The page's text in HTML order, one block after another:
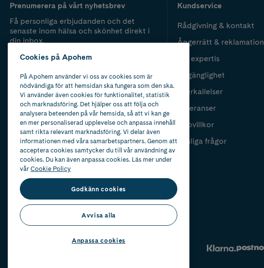
Prenumerera på vårt nyhetsbrev
Få personliga erbjudanden och det
senaste inom hälsa och skönhet direkt i
din inbox.
Kundservice
Rådgivning & kontakt
Ångerrätt & reklamation
Vår expertis
Tillgänglighet
Återkallelser
Leveranser
Köpvillkor
Vanliga frågor
Cookies på Apohem
På Apohem använder vi oss av cookies som är
nödvändiga för att hemsidan ska fungera som den ska.
Vi använder även cookies för funktionalitet, statistik
och marknadsföring. Det hjälper oss att följa och
analysera beteenden på vår hemsida, så att vi kan ge
en mer personaliserad upplevelse och anpassa innehåll
samt rikta relevant marknadsföring. Vi delar även
informationen med våra samarbetspartners. Genom att
acceptera cookies samtycker du till vår användning av
cookies. Du kan även anpassa cookies. Läs mer under
vårCookie Policy
Godkänn cookies
Avvisa alla
Anpassa cookies